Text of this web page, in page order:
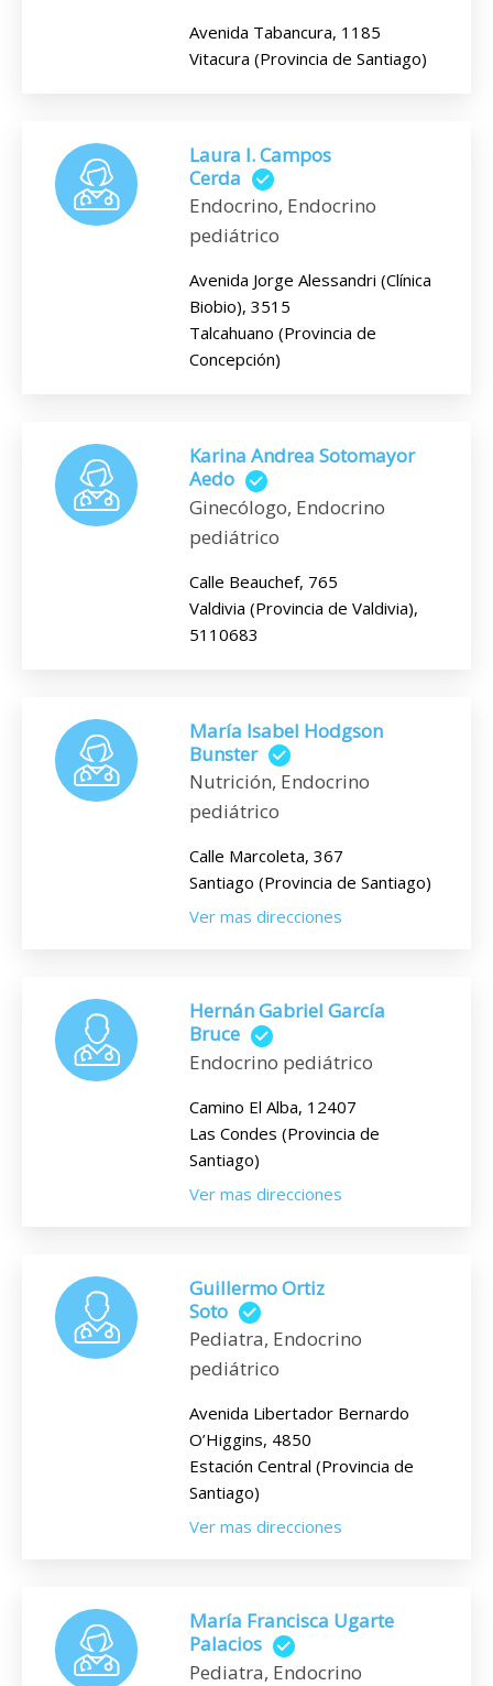
Avenida Tabancura, 1185
Vitacura (Provincia de Santiago)
Laura I. Campos
Cerda
Endocrino, Endocrino
pediátrico
Avenida Jorge Alessandri (Clínica
Biobio), 3515
Talcahuano (Provincia de
Concepción)
Karina Andrea Sotomayor
Aedo
Ginecólogo, Endocrino
pediátrico
Calle Beauchef, 765
Valdivia (Provincia de Valdivia),
5110683
María Isabel Hodgson
Bunster
Nutrición, Endocrino
pediátrico
Calle Marcoleta, 367
Santiago (Provincia de Santiago)
Ver mas direcciones
Hernán Gabriel García
Bruce
Endocrino pediátrico
Camino El Alba, 12407
Las Condes (Provincia de
Santiago)
Ver mas direcciones
Guillermo Ortiz
Soto
Pediatra, Endocrino
pediátrico
Avenida Libertador Bernardo
O’Higgins, 4850
Estación Central (Provincia de
Santiago)
Ver mas direcciones
María Francisca Ugarte
Palacios
Pediatra, Endocrino